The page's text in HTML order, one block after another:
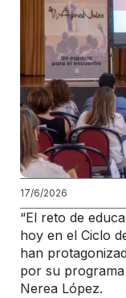
17/6/2026
“El reto de
hoy en el Ciclo
han
por su
Nerea López.